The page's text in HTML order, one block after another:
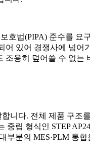
법(PIPA) 준수를 요
있어 경쟁사에 넘
용히 덮어쓸 수 없는
니다. 전체 제품 구조
립 형식인 STEP
분의 MES·PLM 통